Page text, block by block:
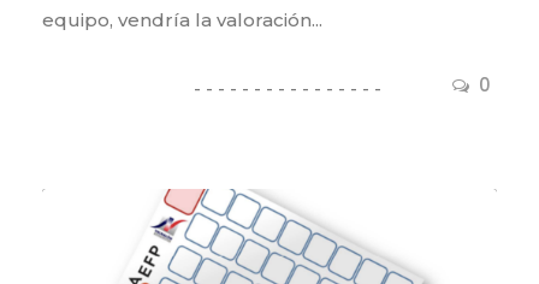
0
equipo, vendría la valoración...